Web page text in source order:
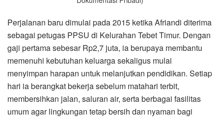
Perjalanan baru dimulai pada 2015 ketika Afriandi diterima
sebagai petugas PPSU di Kelurahan Tebet Timur. Dengan
gaji pertama sebesar Rp2,7 juta, ia berupaya membantu
memenuhi kebutuhan keluarga sekaligus mulai
menyimpan harapan untuk melanjutkan pendidikan. Setiap
hari ia berangkat bekerja sebelum matahari terbit,
membersihkan jalan, saluran air, serta berbagai fasilitas
umum agar lingkungan tetap bersih dan nyaman bagi